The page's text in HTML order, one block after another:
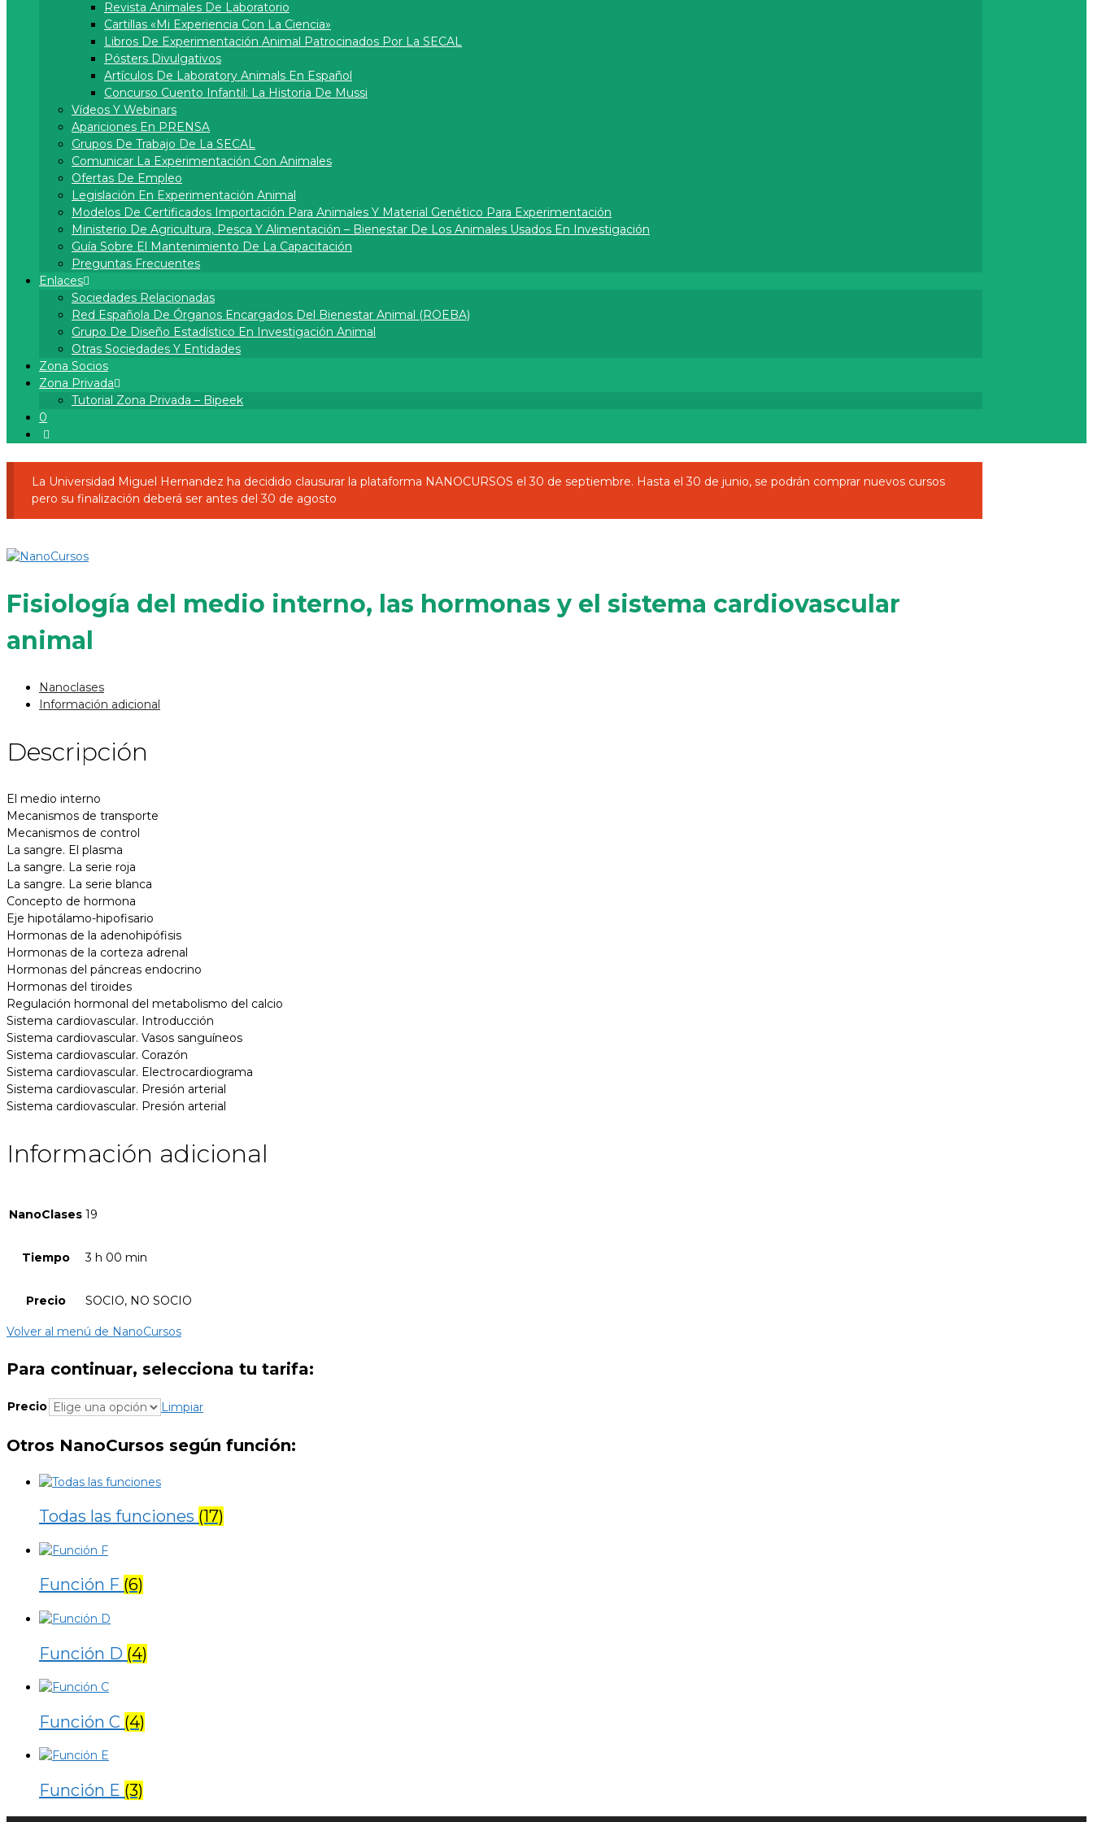
Revista Animales De Laboratorio
Cartillas «Mi Experiencia Con La Ciencia»
Libros De Experimentación Animal Patrocinados Por La SECAL
Pósters Divulgativos
Artí­culos De Laboratory Animals En Español
Concurso Cuento Infantil: La Historia De Mussi
Vídeos Y Webinars
Apariciones En PRENSA
Grupos De Trabajo De La SECAL
Comunicar La Experimentación Con Animales
Ofertas De Empleo
Legislación En Experimentación Animal
Modelos De Certificados Importación Para Animales Y Material Genético Para Experimentación
Ministerio De Agricultura, Pesca Y Alimentación – Bienestar De Los Animales Usados En Investigación
Guía Sobre El Mantenimiento De La Capacitación
Preguntas Frecuentes
Enlaces
Sociedades Relacionadas
Red Española De Órganos Encargados Del Bienestar Animal (ROEBA)
Grupo De Diseño Estadístico En Investigación Animal​
Otras Sociedades Y Entidades
Zona Socios
Zona Privada
Tutorial Zona Privada – Bipeek
0
La Universidad Miguel Hernandez ha decidido clausurar la plataforma NANOCURSOS el 30 de septiembre. Hasta el 30 de junio, se podrán comprar nuevos cursos
pero su finalización deberá ser antes del 30 de agosto
Fisiología del medio interno, las hormonas y el sistema cardiovascular
animal
Nanoclases
Información adicional
Descripción
El medio interno
Mecanismos de transporte
Mecanismos de control
La sangre. El plasma
La sangre. La serie roja
La sangre. La serie blanca
Concepto de hormona
Eje hipotálamo-hipofisario
Hormonas de la adenohipófisis
Hormonas de la corteza adrenal
Hormonas del páncreas endocrino
Hormonas del tiroides
Regulación hormonal del metabolismo del calcio
Sistema cardiovascular. Introducción
Sistema cardiovascular. Vasos sanguíneos
Sistema cardiovascular. Corazón
Sistema cardiovascular. Electrocardiograma
Sistema cardiovascular. Presión arterial
Sistema cardiovascular. Presión arterial
Información adicional
NanoClases 19
Tiempo 3 h 00 min
Precio SOCIO, NO SOCIO
Volver al menú de NanoCursos
Para continuar, selecciona tu tarifa:
Precio Limpiar
Otros NanoCursos según función:
Todas las funciones (17)
Función F (6)
Función D (4)
Función C (4)
Función E (3)